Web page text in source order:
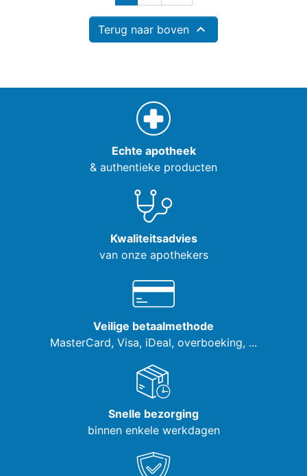
Terug naar boven 
Echte apotheek
& authentieke producten
Kwaliteitsadvies
van onze apothekers
Veilige betaalmethode
MasterCard, Visa, iDeal, overboeking, ...
Snelle bezorging
binnen enkele werkdagen